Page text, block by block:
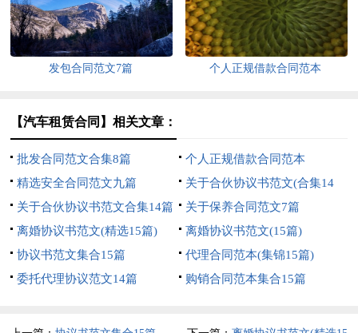
发包合同范文7篇 个人正规借款合同范本
【汽车租赁合同】相关文章：
批发合同范文合集8篇
个人正规借款合同范本
精选安全合同范文九篇
关于合伙协议书范文(合集14
篇)
关于合伙协议书范文合集14篇
关于保养合同范文7篇
离婚协议书范文(精选15篇)
离婚协议书范文(15篇)
协议书范文集合15篇
代理合同范本(集锦15篇)
委托代理协议范文14篇
购销合同范本集合15篇